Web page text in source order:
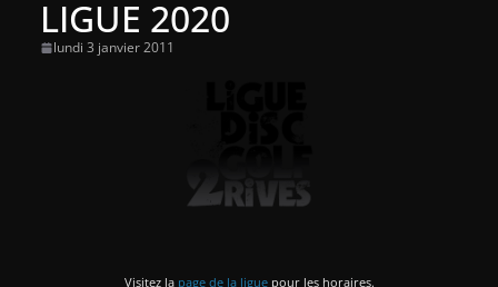
LIGUE 2020
lundi 3 janvier 2011
Visitez la page de la liguepour les horaires.